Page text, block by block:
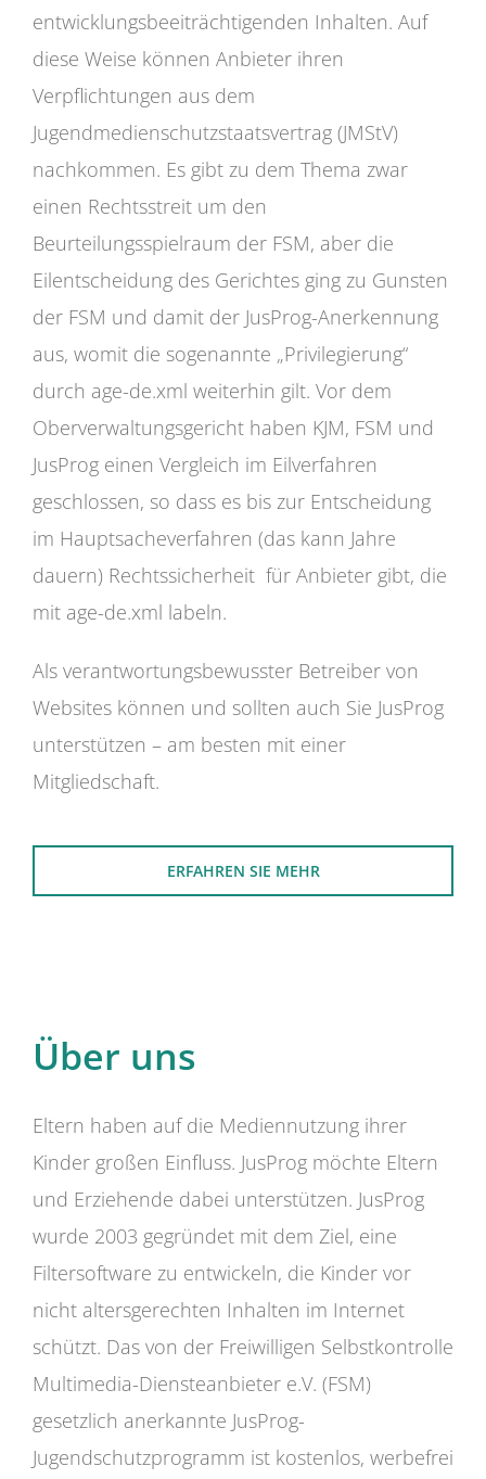
entwicklungsbeeiträchtigenden Inhalten. Auf
diese Weise können Anbieter ihren
Verpflichtungen aus dem
Jugendmedienschutzstaatsvertrag (JMStV)
nachkommen. Es gibt zu dem Thema zwar
einen Rechtsstreit um den
Beurteilungsspielraum der FSM, aber die
Eilentscheidung des Gerichtes ging zu Gunsten
der FSM und damit der JusProg-Anerkennung
aus, womit die sogenannte „Privilegierung“
durch age-de.xml weiterhin gilt. Vor dem
Oberverwaltungsgericht haben KJM, FSM und
JusProg einen Vergleich im Eilverfahren
geschlossen, so dass es bis zur Entscheidung
im Hauptsacheverfahren (das kann Jahre
dauern) Rechtssicherheit für Anbieter gibt, die
mit age-de.xml labeln.
Als verantwortungsbewusster Betreiber von
Websites können und sollten auch Sie JusProg
unterstützen – am besten mit einer
Mitgliedschaft.
ERFAHREN SIE MEHR
Über uns
Eltern haben auf die Mediennutzung ihrer
Kinder großen Einfluss. JusProg möchte Eltern
und Erziehende dabei unterstützen. JusProg
wurde 2003 gegründet mit dem Ziel, eine
Filtersoftware zu entwickeln, die Kinder vor
nicht altersgerechten Inhalten im Internet
schützt. Das von der Freiwilligen Selbstkontrolle
Multimedia-Diensteanbieter e.V. (FSM)
gesetzlich anerkannte JusProg-
Jugendschutzprogramm ist kostenlos, werbefrei